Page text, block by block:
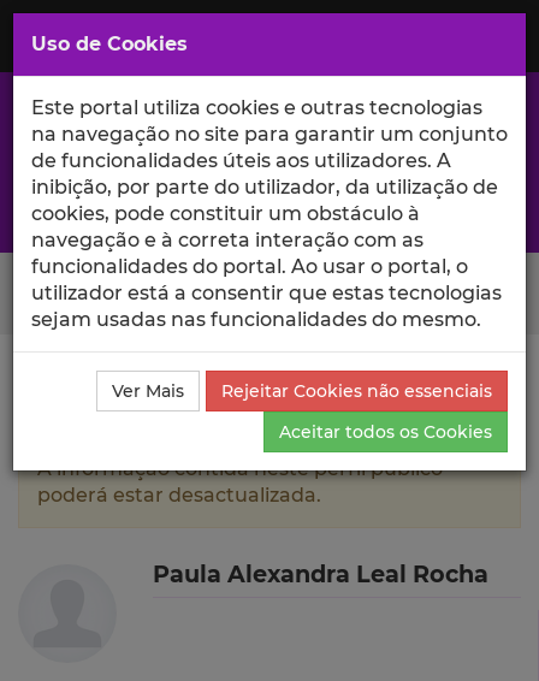
Saltar
para
Conteúdo
Principal
A excelência da investigação e ciência no Iscte
Search Button
Ciência_Iscte Autores
Paula Alexandra Leal Rocha
Projetos de Investigação
A informação contida neste perfil público
poderá estar desactualizada.
Paula Alexandra Leal Rocha
Uso de Cookies
Este portal utiliza cookies e outras tecnologias
na navegação no site para garantir um conjunto
de funcionalidades úteis aos utilizadores. A
inibição, por parte do utilizador, da utilização de
cookies, pode constituir um obstáculo à
navegação e à correta interação com as
funcionalidades do portal. Ao usar o portal, o
utilizador está a consentir que estas tecnologias
sejam usadas nas funcionalidades do mesmo.
Ver Mais
Rejeitar Cookies não essenciais
Aceitar todos os Cookies